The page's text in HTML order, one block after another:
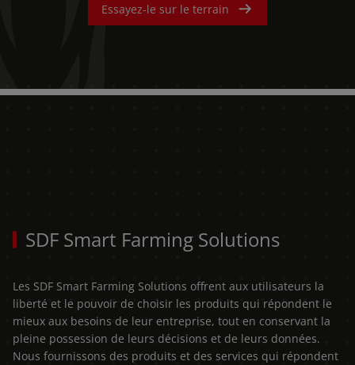
Essayez-le sur le terrain
SDF Smart Farming Solutions
Les SDF Smart Farming Solutions offrent aux utilisateurs la
liberté et le pouvoir de choisir les produits qui répondent le
mieux aux besoins de leur entreprise, tout en conservant la
pleine possession de leurs décisions et de leurs données.
Nous fournissons des produits et des services qui répondent